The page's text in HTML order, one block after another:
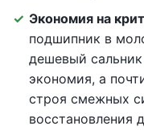
Экономия на
подшипник в
дешевый
экономия, а
строя смежных
восстановления